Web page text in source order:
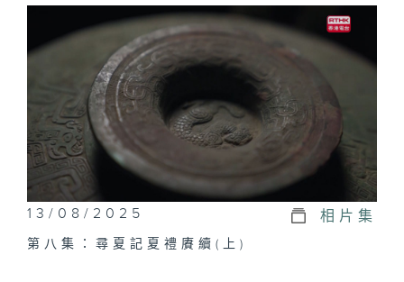
13/08/2025 相片集
第八集：尋夏記夏禮賡續(上)